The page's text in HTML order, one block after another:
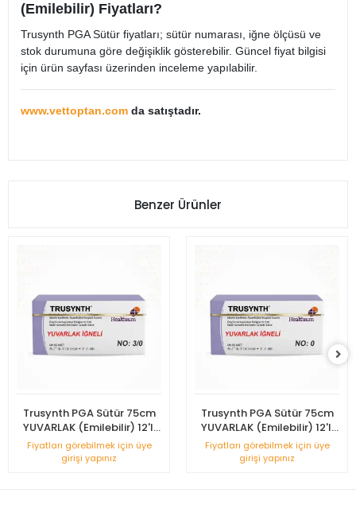
(Emilebilir) Fiyatları?
Trusynth PGA Sütür fiyatları; sütür numarası, iğne ölçüsü ve
stok durumuna göre değişiklik gösterebilir. Güncel fiyat bilgisi
için ürün sayfası üzerinden inceleme yapılabilir.
www.vettoptan.com da satıştadır.
Benzer Ürünler
Trusynth PGA Sütür 75cm
YUVARLAK (Emilebilir) 12'li
Kutu No: 3/0
Fiyatları görebilmek için üye
girişi yapınız
Trusynth PGA Sütür 75cm
YUVARLAK (Emilebilir) 12'li
Kutu No: 0
Fiyatları görebilmek için üye
girişi yapınız